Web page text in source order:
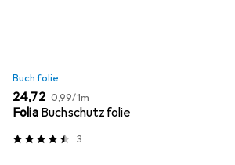
Buchfolie
EUR
24,72 EUR
0,99/1m
Folia Buchschutzfolie
3